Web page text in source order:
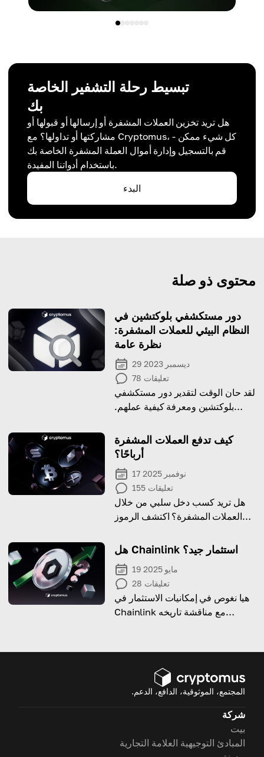
تبسيط رحلة التشفير الخاصة
بك
هل تريد تخزين العملات المشفرة أو إرسالها أو قبولها أو
مشاركتها أو تداولها؟ مع Cryptomus، كل شيء ممكن -
قم بالتسجيل وإدارة أموال العملة المشفرة الخاصة بك
باستخدام أدواتنا المفيدة.
البدء
محتوى ذو صلة
دور مستكشفي بلوكتشين في
النظام البيئي للعملات المشفرة:
نظرة عامة
29 ديسمبر 2023
78 تعليقات
لقد حان الوقت لتقدير دور مستكشفي
بلوكتشين ومعرفة كيفية عملهم.
كيف تدفع العملات المشفرة
أرباحًا؟
17 نوفمبر 2025
155 تعليقات
هل تريد كسب دخل سلبي من خلال
العملات المشفرة؟ اكتشف الرموز
هل Chainlink استثمار جيد؟
19 مايو 2025
28 تعليقات
هيا نغوص في إمكانيات الاستثمار في
Chainlink مع مناقشة تاريخه
المجتمع، الموثوقية، الدافع، الدعم.
شركة
بيت
المبادئ التوجيهية العلامة التجارية